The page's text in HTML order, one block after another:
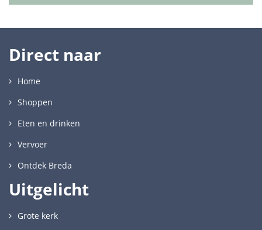
Direct naar
Home
Shoppen
Eten en drinken
Vervoer
Ontdek Breda
Uitgelicht
Grote kerk